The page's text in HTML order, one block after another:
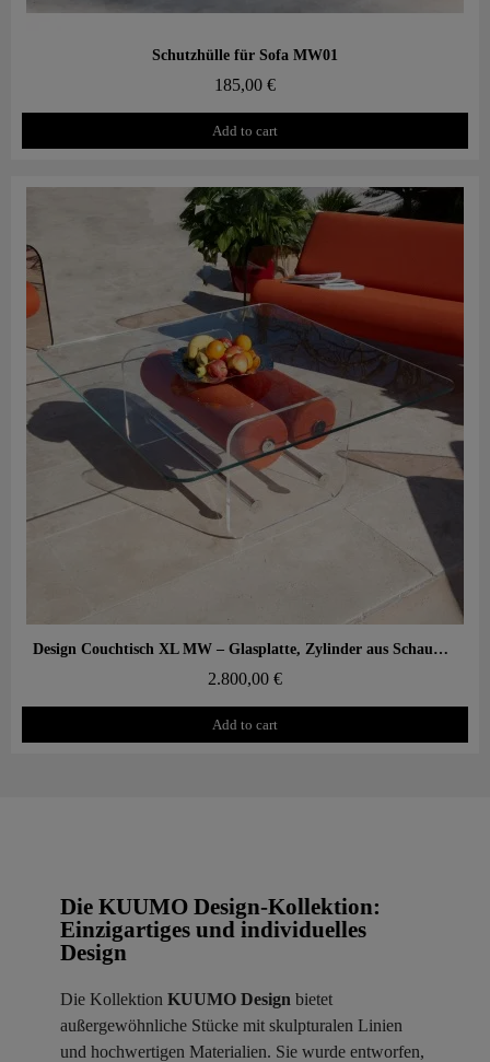
Aperçu rapide
Schutzhülle für Sofa MW01
185,00 €
Add to cart
Aperçu rapide Design Couchtisch XL MW – Glasplatte, Zylinder aus Schaumstoff mit Wabenstruktur
2.800,00 €
Add to cart
Die KUUMO Design-Kollektion:
Einzigartiges und individuelles
Design
Die Kollektion KUUMO Design bietet
außergewöhnliche Stücke mit skulpturalen Linien
und hochwertigen Materialien. Sie wurde entworfen,